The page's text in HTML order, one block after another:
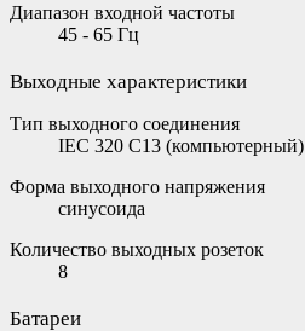
Диапазон входной частоты
45 - 65 Гц
Выходные характеристики
Тип выходного соединения
IEC 320 C13 (компьютерный)
Форма выходного напряжения
синусоида
Количество выходных розеток
8
Батареи